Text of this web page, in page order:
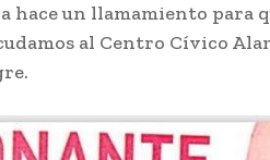
hace un llamamiento para
al Centro Cívico